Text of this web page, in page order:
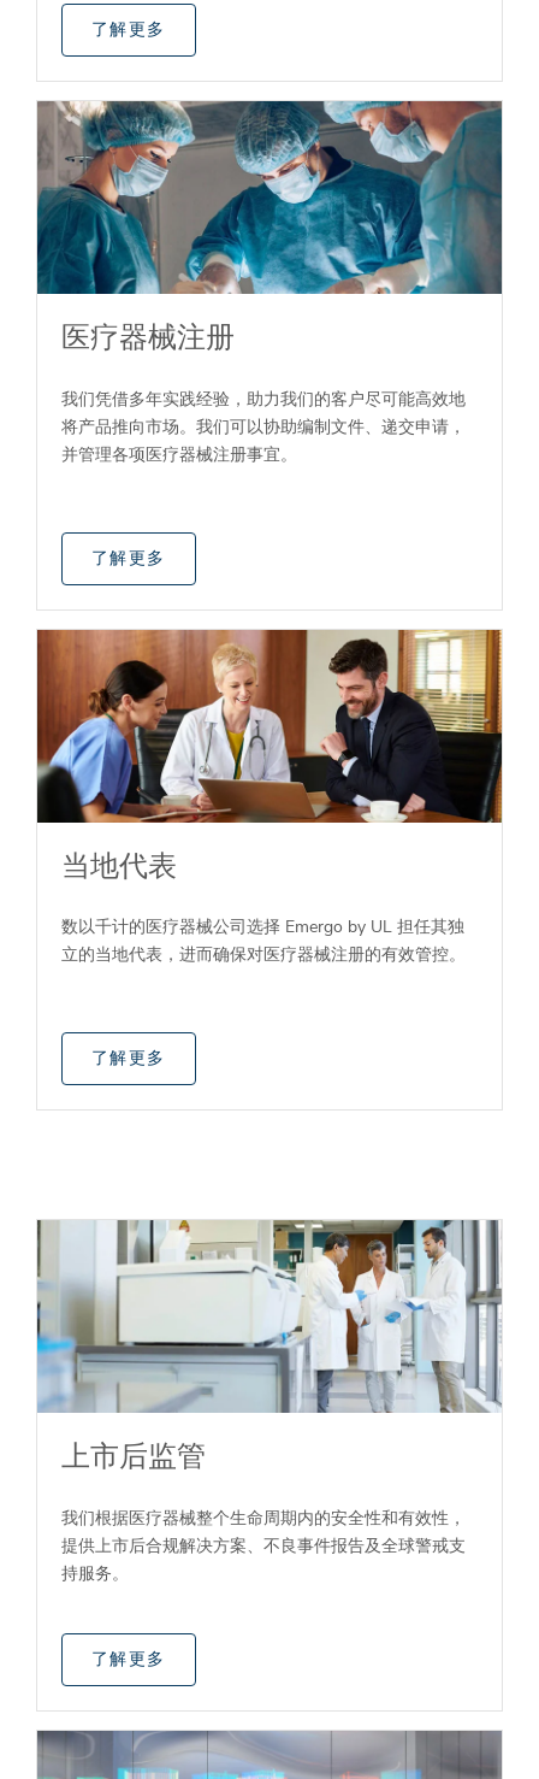
了解更多
医疗器械注册
我们凭借多年实践经验，助力我们的客户尽可能高效地
将产品推向市场。我们可以协助编制文件、递交申请，
并管理各项医疗器械注册事宜。
了解更多
当地代表
数以千计的医疗器械公司选择 Emergo by UL 担任其独
立的当地代表，进而确保对医疗器械注册的有效管控。
了解更多
上市后监管
我们根据医疗器械整个生命周期内的安全性和有效性，
提供上市后合规解决方案、不良事件报告及全球警戒支
持服务。
了解更多